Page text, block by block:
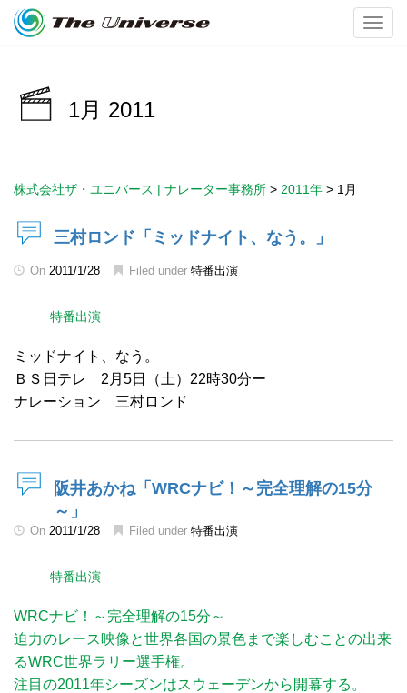
1月 2011
株式会社ザ・ユニバース | ナレーター事務所 > 2011年 > 1月
三村ロンド「ミッドナイト、なう。」
On 2011/1/28 Filed under 特番出演
特番出演
ミッドナイト、なう。
ＢＳ日テレ 2月5日（土）22時30分ー
ナレーション 三村ロンド
阪井あかね「WRCナビ！～完全理解の15分
～」
On 2011/1/28 Filed under 特番出演
特番出演
WRCナビ！～完全理解の15分～
迫力のレース映像と世界各国の景色まで楽しむことの出来
るWRC世界ラリー選手権。
注目の2011年シーズンはスウェーデンから開幕する。